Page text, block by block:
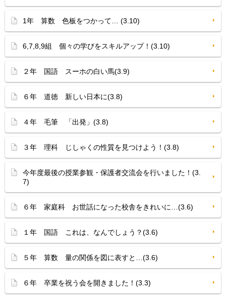
1年 算数 色板をつかって… (3.10)
6,7,8,9組 個々の学びをスキルアップ！(3.10)
２年 国語 スーホの白い馬(3.9)
６年 道徳 新しい日本に(3.8)
４年 毛筆 「出発」(3.8)
３年 理科 じしゃくの性質を見つけよう！(3.8)
今年度最後の授業参観・保護者交流会を行いました！(3.
7)
６年 家庭科 お世話になった校舎をきれいに…(3.6)
１年 国語 これは、なんでしょう？(3.6)
５年 算数 量の関係を図に表すと…(3.6)
６年 卒業を祝う会を開きました！(3.3)